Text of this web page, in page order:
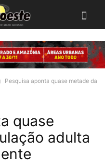
Pesquisa aponta quase metade da
quase
adulta